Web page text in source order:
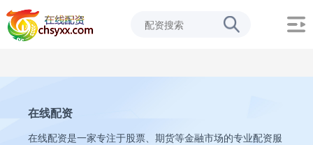
在线配资
在线配资是一家专注于股票、期货等金融市场的专业配资服